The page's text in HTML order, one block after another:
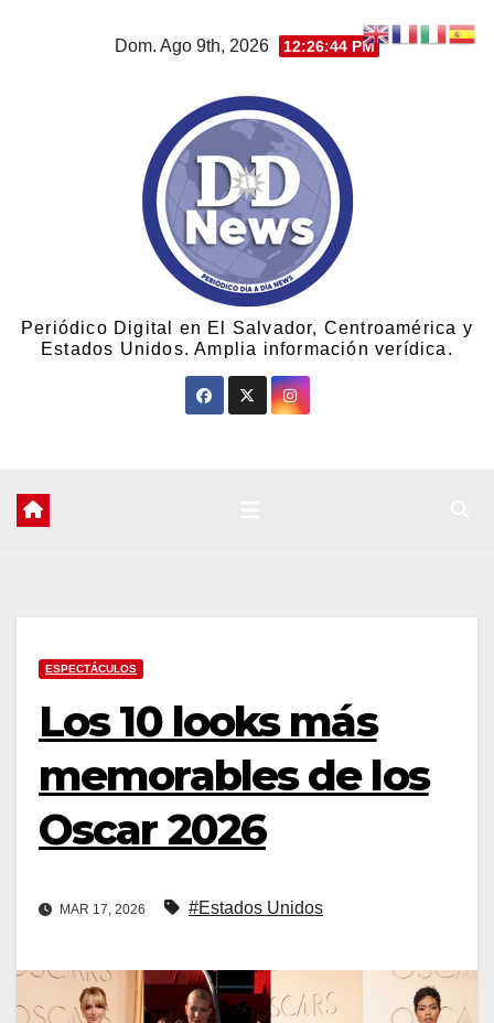
Dom. Ago 9th, 2026 12:26:45 PM
Periódico Digital en El Salvador, Centroamérica y
Estados Unidos. Amplia información verídica.
ESPECTÁCULOS
Los 10 looks más
memorables de los
Oscar 2026
MAR 17, 2026 #Estados Unidos